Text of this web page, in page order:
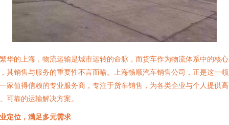
华的上海，物流运输是城市运转的命脉，而货车作为物流体系中的核
其销售与服务的重要性不言而喻。上海畅顺汽车销售公司，正是这一
家值得信赖的专业服务商，专注于货车销售，为各类企业与个人提供高
可靠的运输解决方案。
定位，满足多元需求